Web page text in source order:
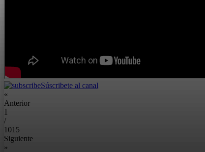
Súscribete al canal
«
Anterior
1
/
1015
Siguiente
»